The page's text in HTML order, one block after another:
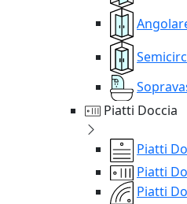
Piatti Doccia
Piatti
Piatti
Piatti